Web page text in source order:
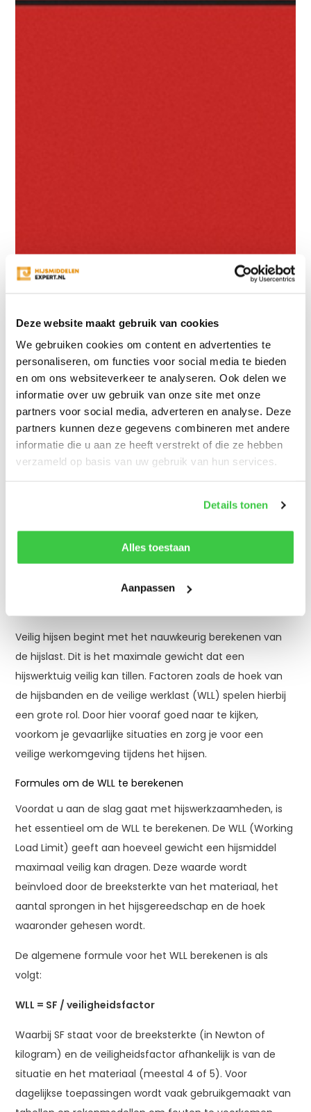
Deze website maakt gebruik van cookies
We gebruiken cookies om content en advertenties te
personaliseren, om functies voor social media te bieden
en om ons websiteverkeer te analyseren. Ook delen we
informatie over uw gebruik van onze site met onze
partners voor social media, adverteren en analyse. Deze
partners kunnen deze gegevens combineren met andere
informatie die u aan ze heeft verstrekt of die ze hebben
verzameld op basis van uw gebruik van hun services.
Details tonen
Alles toestaan
Aanpassen
Woensdag 30 Juli 2025
Veilig hijsen begint met het nauwkeurig berekenen van
de hijslast. Dit is het maximale gewicht dat een
hijswerktuig veilig kan tillen. Factoren zoals de hoek van
de hijsbanden en de veilige werklast (WLL) spelen hierbij
een grote rol. Door hier vooraf goed naar te kijken,
voorkom je gevaarlijke situaties en zorg je voor een
veilige werkomgeving tijdens het hijsen.
Formules om de WLL te berekenen
Voordat u aan de slag gaat met hijswerkzaamheden, is
het essentieel om de WLL te berekenen. De WLL (Working
Load Limit) geeft aan hoeveel gewicht een hijsmiddel
maximaal veilig kan dragen. Deze waarde wordt
beïnvloed door de breeksterkte van het materiaal, het
aantal sprongen in het hijsgereedschap en de hoek
waaronder gehesen wordt.
De algemene formule voor het WLL berekenen is als
volgt:
WLL = SF / veiligheidsfactor
Waarbij SF staat voor de breeksterkte (in Newton of
kilogram) en de veiligheidsfactor afhankelijk is van de
situatie en het materiaal (meestal 4 of 5). Voor
dagelijkse toepassingen wordt vaak gebruikgemaakt van